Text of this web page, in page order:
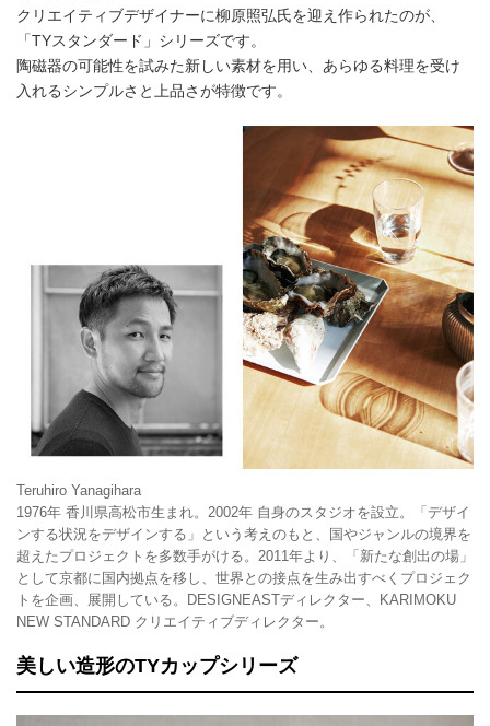
クリエイティブデザイナーに柳原照弘氏を迎え作られたのが、
「TYスタンダード」シリーズです。
陶磁器の可能性を試みた新しい素材を用い、あらゆる料理を受け
入れるシンプルさと上品さが特徴です。
Teruhiro Yanagihara
1976年 香川県高松市生まれ。2002年 自身のスタジオを設立。「デザイ
ンする状況をデザインする」という考えのもと、国やジャンルの境界を
超えたプロジェクトを多数手がける。2011年より、「新たな創出の場」
として京都に国内拠点を移し、世界との接点を生み出すべくプロジェク
トを企画、展開している。DESIGNEASTディレクター、KARIMOKU
NEW STANDARD クリエイティブディレクター。
美しい造形のTYカップシリーズ